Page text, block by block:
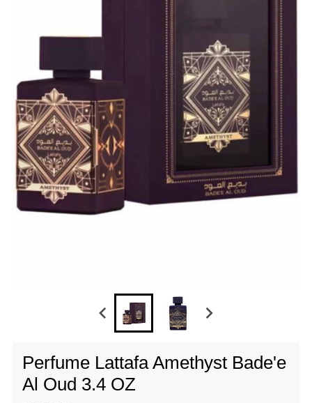
Perfume Lattafa Amethyst Bade'e
Al Oud 3.4 OZ